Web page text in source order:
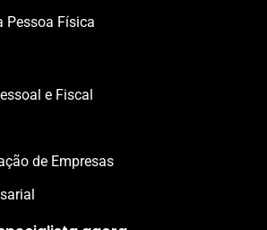
Pessoa Física
e Fiscal
de Empresas